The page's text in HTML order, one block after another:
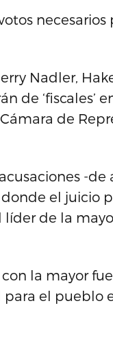
Nadler,
de ‘fiscales’
de
-
el juicio
de la
la mayor
el pueblo